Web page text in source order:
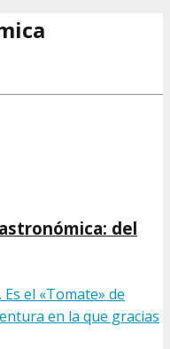
del
el «Tomate» de
en la que gracias